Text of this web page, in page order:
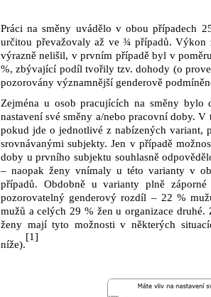
Práci na směny uvádělo v obou případech
určitou převažovaly až ve ¾ případů. Výkon
výrazně nelišil, v prvním případě byl v
%, zbývající podíl tvořily tzv. dohody (o
pozorovány významnější genderově
Zejména u osob pracujících na směny
nastavení své směny a/nebo pracovní doby.
pokud jde o jednotlivé z nabízených variant,
srovnávanými subjekty. Jen v případě
doby u prvního subjektu souhlasně
– naopak ženy vnímaly u této varianty v
případů. Obdobně u varianty plně
pozorovatelný genderový rozdíl – 22 %
mužů a celých 29 % žen u organizace
ženy mají tyto možnosti v některých
níže).
[1]